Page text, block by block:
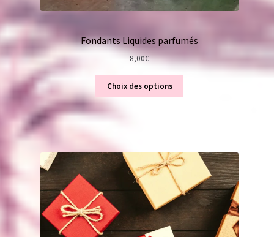
Fondants Liquides parfumés
8,00€
Choix des options